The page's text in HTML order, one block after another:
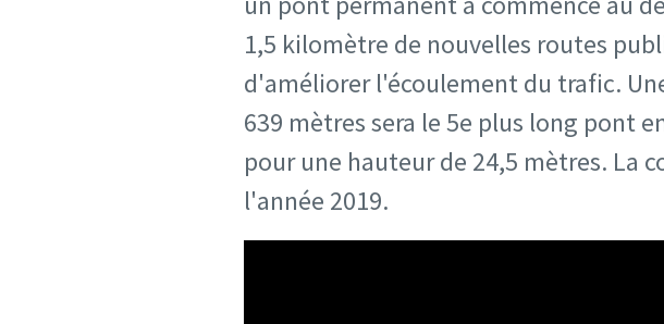
1,5 kilomètre de nouvelles routes
d'améliorer l'écoulement du trafic.
639 mètres sera le 5e plus long pont
pour une hauteur de 24,5 mètres. La
l'année 2019.